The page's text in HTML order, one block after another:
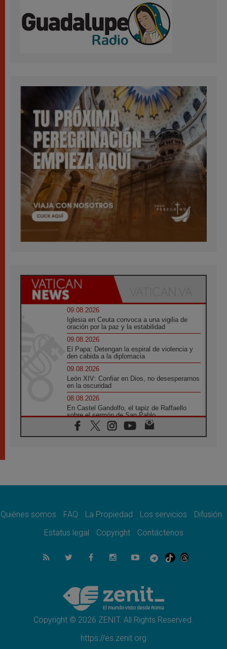
09.08.2026
Iglesia en Ceuta convoca a una vigilia de
oración por la paz y la estabilidad
09.08.2026
El Papa: Detengan la espiral de violencia y
den cabida a la diplomacia
09.08.2026
León XIV: Confiar en Dios, no desesperarnos
en la oscuridad
08.08.2026
En Castel Gandolfo, el tapiz de Raffaello
sobre el sermón de San Pablo
08.08.2026
En Colombia, «la paz no se compra con una
08.08.2026
08.08.2026
del Buen Consejo de Genazzano
Filipinas: el Vicariato Apostólico de Calapán
se convierte en diócesis
Honduras: Los desplazados invisibles de una
crisis olvidada
Quiénes somos FAQ La Propiedad Los servicios
Difusión
Estatus legal
Copyright Contáctenos
Copyright © 2026 ZENIT. All Rights Reserved.
https://es.zenit.org